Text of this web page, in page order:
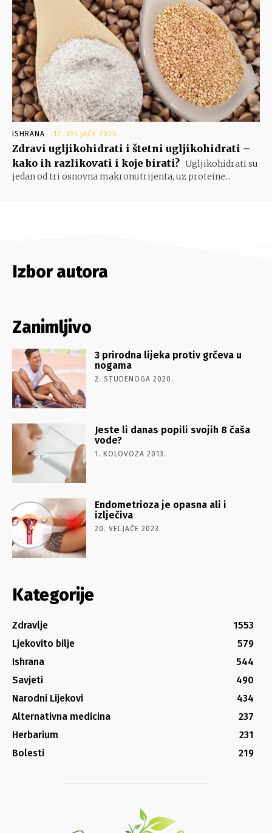
ISHRANA 12. VELJAČE 2026.
Zdravi ugljikohidrati i štetni ugljikohidrati –
kako ih razlikovati i koje birati? Ugljikohidrati su
jedan od tri osnovna makronutrijenta, uz proteine...
Izbor autora
Zanimljivo
3 prirodna lijeka protiv grčeva u
nogama
2. STUDENOGA 2020.
Jeste li danas popili svojih 8 čaša
vode?
1. KOLOVOZA 2013.
Endometrioza je opasna ali i
izlječiva
20. VELJAČE 2023.
Kategorije
Zdravlje
1553
Ljekovito bilje
579
Ishrana
544
Savjeti
490
Narodni Lijekovi
434
Alternativna medicina
237
Herbarium
231
Bolesti
219